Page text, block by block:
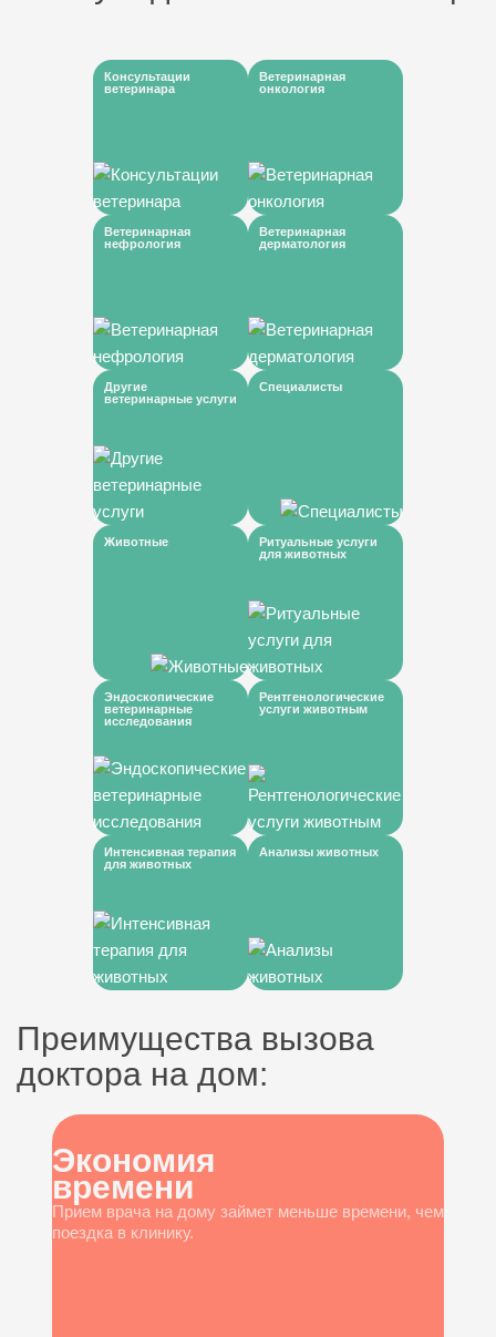
Консультации
ветеринара
Ветеринарная
онкология
Ветеринарная
нефрология
Ветеринарная
дерматология
Другие
ветеринарные услуги
Специалисты
Животные
Ритуальные услуги
для животных
Эндоскопические
ветеринарные
исследования
Рентгенологические
услуги животным
Интенсивная терапия
для животных
Анализы животных
Преимущества вызова
доктора на дом:
Экономия
времени
Прием врача на дому займет меньше времени, чем
поездка в клинику.